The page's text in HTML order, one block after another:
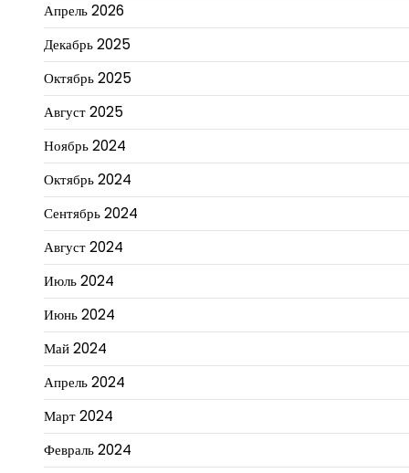
Апрель 2026
Декабрь 2025
Октябрь 2025
Август 2025
Ноябрь 2024
Октябрь 2024
Сентябрь 2024
Август 2024
Июль 2024
Июнь 2024
Май 2024
Апрель 2024
Март 2024
Февраль 2024